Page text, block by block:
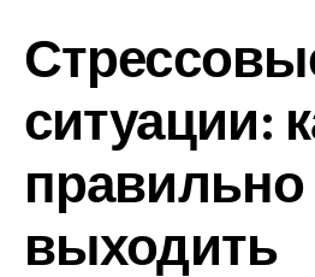
ситуации:
правильно
выходить